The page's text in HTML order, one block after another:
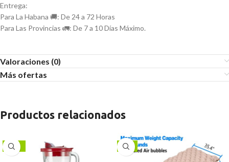
Entrega:
Para La Habana 🚚: De 24 a 72 Horas
Para Las Provincias 🚛: De 7 a 10 Días Máximo.
Valoraciones (0)
Más ofertas
Productos relacionados
-17% -9%